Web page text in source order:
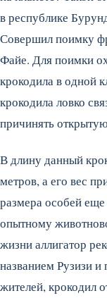
в республике
Совершил поимку
Файе. Для поимки
крокодила в одной
крокодила ловко
причинять
В длину данный
метров, а его вес
размера особей
опытному
жизни аллигатор
названием Рузизи
жителей, крокодил